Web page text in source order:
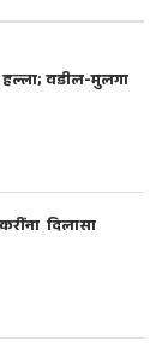
हल्ला; वडील-मुलगा
दिलासा